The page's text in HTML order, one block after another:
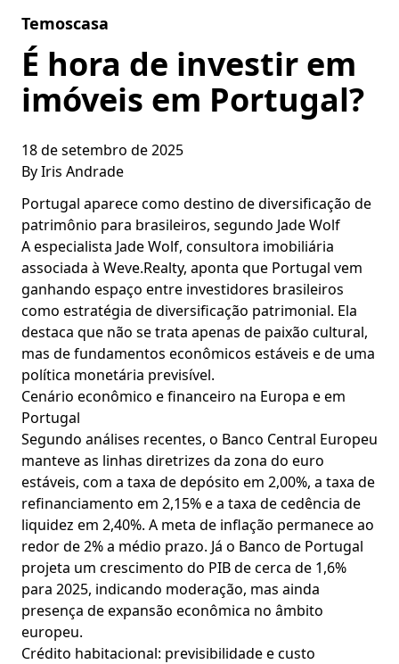
Temoscasa
É hora de investir em
imóveis em Portugal?
18 de setembro de 2025
ByIris Andrade
Portugal aparece como destino de diversificação de
patrimônio para brasileiros, segundo Jade Wolf
A especialista Jade Wolf, consultora imobiliária
associada à Weve.Realty, aponta que Portugal vem
ganhando espaço entre investidores brasileiros
como estratégia de diversificação patrimonial. Ela
destaca que não se trata apenas de paixão cultural,
mas de fundamentos econômicos estáveis e de uma
política monetária previsível.
Cenário econômico e financeiro na Europa e em
Portugal
Segundo análises recentes, o Banco Central Europeu
manteve as linhas diretrizes da zona do euro
estáveis, com a taxa de depósito em 2,00%, a taxa de
refinanciamento em 2,15% e a taxa de cedência de
liquidez em 2,40%. A meta de inflação permanece ao
redor de 2% a médio prazo. Já o Banco de Portugal
projeta um crescimento do PIB de cerca de 1,6%
para 2025, indicando moderação, mas ainda
presença de expansão econômica no âmbito
europeu.
Crédito habitacional: previsibilidade e custo